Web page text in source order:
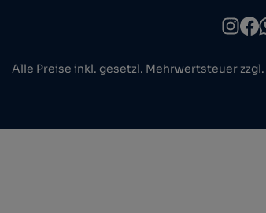
Alle Preise inkl. gesetzl. Mehrwertsteuer zzgl.